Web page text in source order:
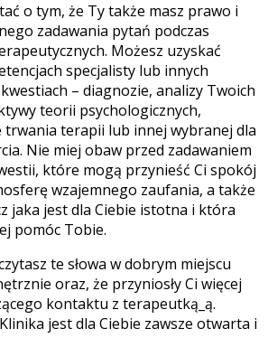
o tym, że Ty także masz prawo i
zadawania pytań podczas
Możesz uzyskać
specjalisty lub innych
– diagnozie, analizy Twoich
teorii psychologicznych,
trwania terapii lub innej wybranej dla
Nie miej obaw przed zadawaniem
które mogą przynieść Ci spokój
wzajemnego zaufania, a także
jaka jest dla Ciebie istotna i która
pomóc Tobie.
te słowa w dobrym miejscu
oraz, że przyniosły Ci więcej
kontaktu z terapeutką_ą.
jest dla Ciebie zawsze otwarta i